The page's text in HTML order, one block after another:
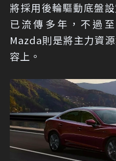
將採用後輪驅動底盤
已流傳多年，不過
Mazda則是將主力資
容上。